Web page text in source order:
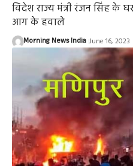
विदेश राज्य मंत्री रंजन सिंह के
आग के हवाले
Morning News India June 16, 2023